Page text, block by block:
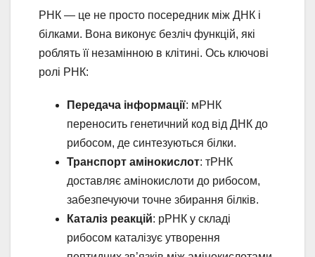
РНК — це не просто посередник між ДНК і
білками. Вона виконує безліч функцій, які
роблять її незамінною в клітині. Ось ключові
ролі РНК:
Передача інформації: мРНК
переносить генетичний код від ДНК до
рибосом, де синтезуються білки.
Транспорт амінокислот: тРНК
доставляє амінокислоти до рибосом,
забезпечуючи точне збирання білків.
Каталіз реакцій: рРНК у складі
рибосом каталізує утворення